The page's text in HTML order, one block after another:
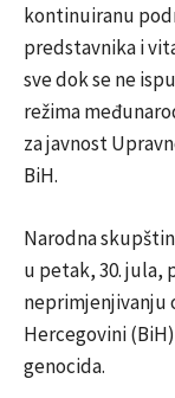
kontinuiranu
predstavnika i
sve dok se ne
režima
za javnost
BiH.
Narodna
u petak, 30. jula,
neprimjenjivanju
Hercegovini
genocida.